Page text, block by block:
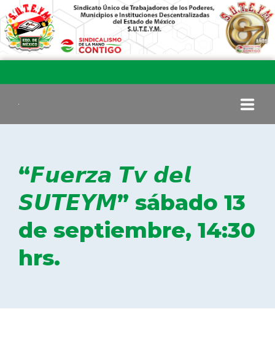
COMITÉ EJECUTIVO
COMISIÓN DE VIGILANCIA
SECCIONES
“𝙁𝙪𝙚𝙧𝙯𝙖 𝙏𝙫 𝙙𝙚𝙡
𝙎𝙐𝙏𝙀𝙔𝙈” sábado 13
de septiembre, 14:30
hrs.